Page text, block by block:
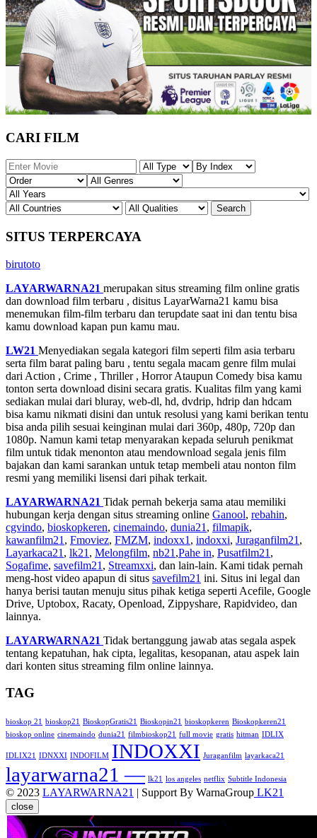
CARI FILM
SITUS TERPERCAYA
birutoto
LAYARWARNA21 merupakan situs streaming film online gratis
dan download film terbaru , disitus LayarWarna21 kamu bisa
menemukan film-film terbaru dan terupdate saat ini dan tentu bisa
kamu download kapan pun kamu mau.
LW21 Menyediakan segala kategori film seperti film asia terbaru
serta film barat paling baru , tentu segala macam genre film mulai
dari Action , Crime , Thriller , Horror Ataupun Comedy bisa kamu
tonton serta download disini secara gratis. Kualitas film yang kami
sediakan mulai dari bluray, web-dl, hd, dvdrip, hdrip dan hdcam
bisa kamu nikmati disini dan untuk resolusi yang kami berikan tentu
bisa anda pilih sesuai keinginan mulai dari 360p, 480p, 720p dan
1080p. Namun kami tetap menyarakan kepada seluruh penikmat
film untuk tidak menonton atau mendownload segala jenis film
bajakan dan kami sarankan untuk tetap membeli atau nonton film
resmi yang memiliki lisensi dari pihak terkait.
LAYARWARNA21 Tidak pernah bekerja sama atau memiliki
hubungan kerja dengan situs streaming online Ganool, rebahin,
cgvindo, bioskopkeren, cinemaindo, dunia21 , filmapik,
kawanfilm21 , Fmoviez, FMZM, indoxx1 , indoxxi, Juraganfilm21 ,
Layarkaca21 , lk21 , Melongfilm, nb21 ,Pahe in, Pusatfilm21 ,
Sogafime, savefilm21 , Streamxxi, dan lain-lain. Kami tidak pernah
meng-host video apapun di situs savefilm21 ini. Situs ini legal dan
hanya berisi tautan menuju situs pihak ketiga seperti Acefile, Google
Drive, Uptobox, Racaty, Openload, Zippyshare, Rapidvideo, dan
lainnya.
LAYARWARNA21 Tidak bertanggung jawab atas segala aspek
tentang kepatuhan, hak cipta, legalitas, kesopanan, atau aspek lain
dari konten situs streaming film online lainnya.
TAG
bioskop 21 bioskop21 BioskopGratis21 Bioskopin21 bioskopkeren Bioskopkeren21
bioskop online cinemaindo dunia21 filmbioskop21 full movie gratis hitman IDLIX
IDLIX21 IDNXXI INDOFILM INDOXXI Juraganfilm layarkaca21
layarwarna21 — lk21 los angeles netflix Subtitle Indonesia
© 2023 LAYARWARNA21 | Support By WarnaGroup LK21
close